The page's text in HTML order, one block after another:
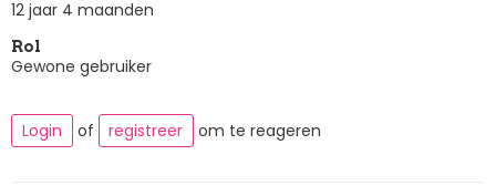
12 jaar 4 maanden
Rol
Gewone gebruiker
Login of registreer om te reageren